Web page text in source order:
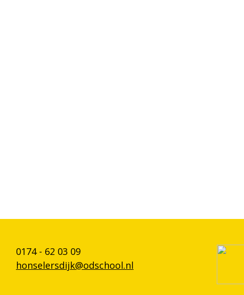
0174 - 62 03 09
honselersdijk@odschool.nl